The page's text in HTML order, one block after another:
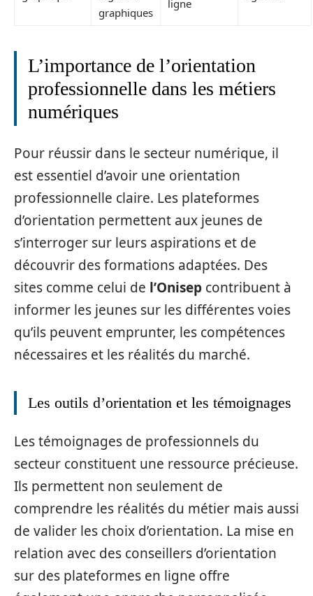
graphiques
ligne
L’importance de l’orientation
professionnelle dans les métiers
numériques
Pour réussir dans le secteur numérique, il
est essentiel d’avoir une orientation
professionnelle claire. Les plateformes
d’orientation permettent aux jeunes de
s’interroger sur leurs aspirations et de
découvrir des formations adaptées. Des
sites comme celui de l’Onisep contribuent à
informer les jeunes sur les différentes voies
qu’ils peuvent emprunter, les compétences
nécessaires et les réalités du marché.
Les outils d’orientation et les témoignages
Les témoignages de professionnels du
secteur constituent une ressource précieuse.
Ils permettent non seulement de
comprendre les réalités du métier mais aussi
de valider les choix d’orientation. La mise en
relation avec des conseillers d’orientation
sur des plateformes en ligne offre